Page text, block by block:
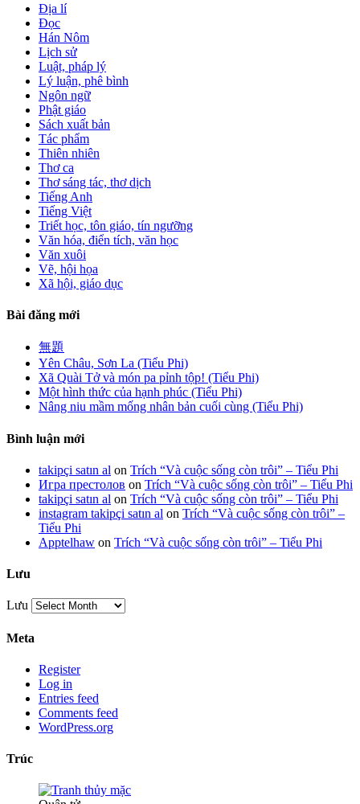
Địa lí
Đọc
Hán Nôm
Lịch sử
Luật, pháp lý
Lý luận, phê bình
Ngôn ngữ
Phật giáo
Sách xuất bản
Tác phẩm
Thiên nhiên
Thơ ca
Thơ sáng tác, thơ dịch
Tiếng Anh
Tiếng Việt
Triết học, tôn giáo, tín ngưỡng
Văn hóa, điển tích, văn học
Văn xuôi
Vẽ, hội họa
Xã hội, giáo dục
Bài đăng mới
無題
Yên Châu, Sơn La (Tiểu Phi)
Xã Quài Tở và món pa pỉnh tộp! (Tiểu Phi)
Một hình thức của hạnh phúc (Tiểu Phi)
Nâng niu mầm mống nhân bản cuối cùng (Tiểu Phi)
Bình luận mới
takipçi satın al on Trích “Và cuộc sống còn trôi” – Tiểu Phi
Игра престолов on Trích “Và cuộc sống còn trôi” – Tiểu Phi
takipçi satın al on Trích “Và cuộc sống còn trôi” – Tiểu Phi
instagram takipçi satın al on Trích “Và cuộc sống còn trôi” –
Tiểu Phi
Apptelhaw on Trích “Và cuộc sống còn trôi” – Tiểu Phi
Lưu
Lưu
Meta
Register
Log in
Entries feed
Comments feed
WordPress.org
Trúc